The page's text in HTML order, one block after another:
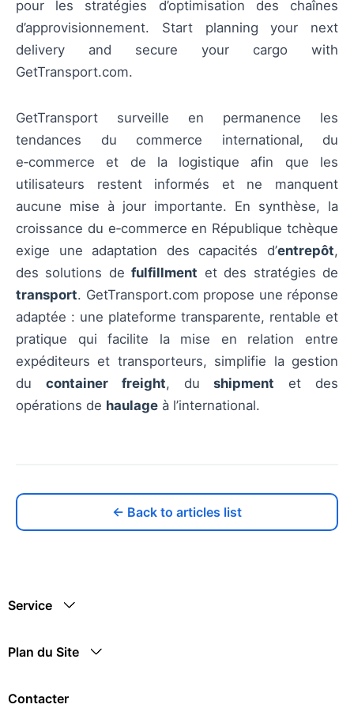
pour les stratégies d’optimisation des chaînes
d’approvisionnement. Start planning your next
delivery and secure your cargo with
GetTransport.com.
GetTransport surveille en permanence les
tendances du commerce international, du
e‑commerce et de la logistique afin que les
utilisateurs restent informés et ne manquent
aucune mise à jour importante. En synthèse, la
croissance du e‑commerce en République tchèque
exige une adaptation des capacités d’entrepôt,
des solutions defulfillment et des stratégies de
transport. GetTransport.com propose une réponse
adaptée : une plateforme transparente, rentable et
pratique qui facilite la mise en relation entre
expéditeurs et transporteurs, simplifie la gestion
du container freight, dushipment et des
opérations de haulage à l’international.
← Back to articles list
Service
Plan du Site
Contacter